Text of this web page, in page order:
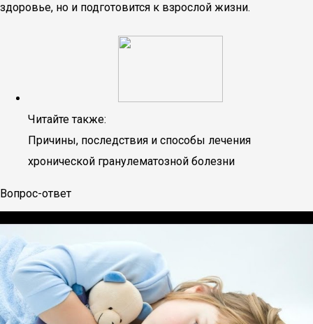
здоровье, но и подготовится к взрослой жизни.
Читайте также:
Причины, последствия и способы лечения
хронической гранулематозной болезни
Вопрос-ответ